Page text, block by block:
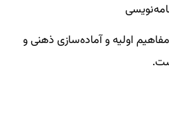
اولیه و آماده‌سازی ذهنی و